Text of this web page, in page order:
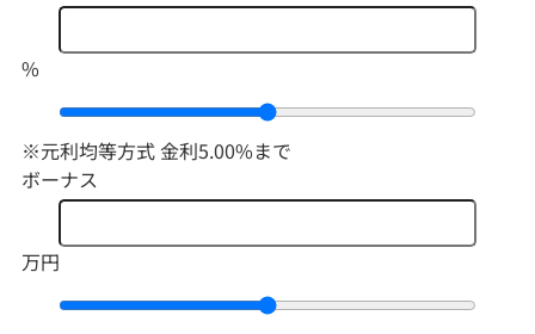
%
※元利均等方式 金利5.00%まで
ボーナス
万円